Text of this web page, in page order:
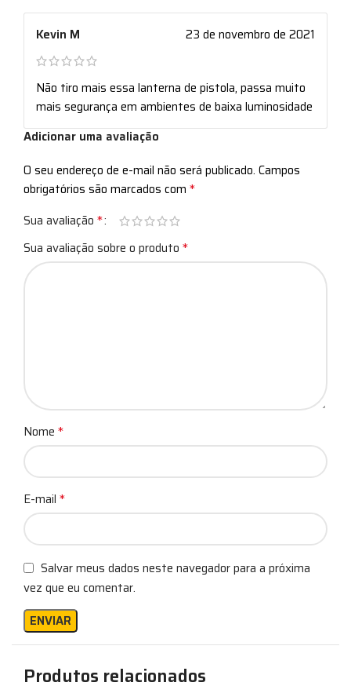
Kevin M 23 de novembro de 2021
Não tiro mais essa lanterna de pistola, passa muito
mais segurança em ambientes de baixa luminosidade
Adicionar uma avaliação
O seu endereço de e-mail não será publicado. Campos
obrigatórios são marcados com *
Sua avaliação *
Sua avaliação sobre o produto *
Nome *
E-mail *
Salvar meus dados neste navegador para a próxima
vez que eu comentar.
Produtos relacionados